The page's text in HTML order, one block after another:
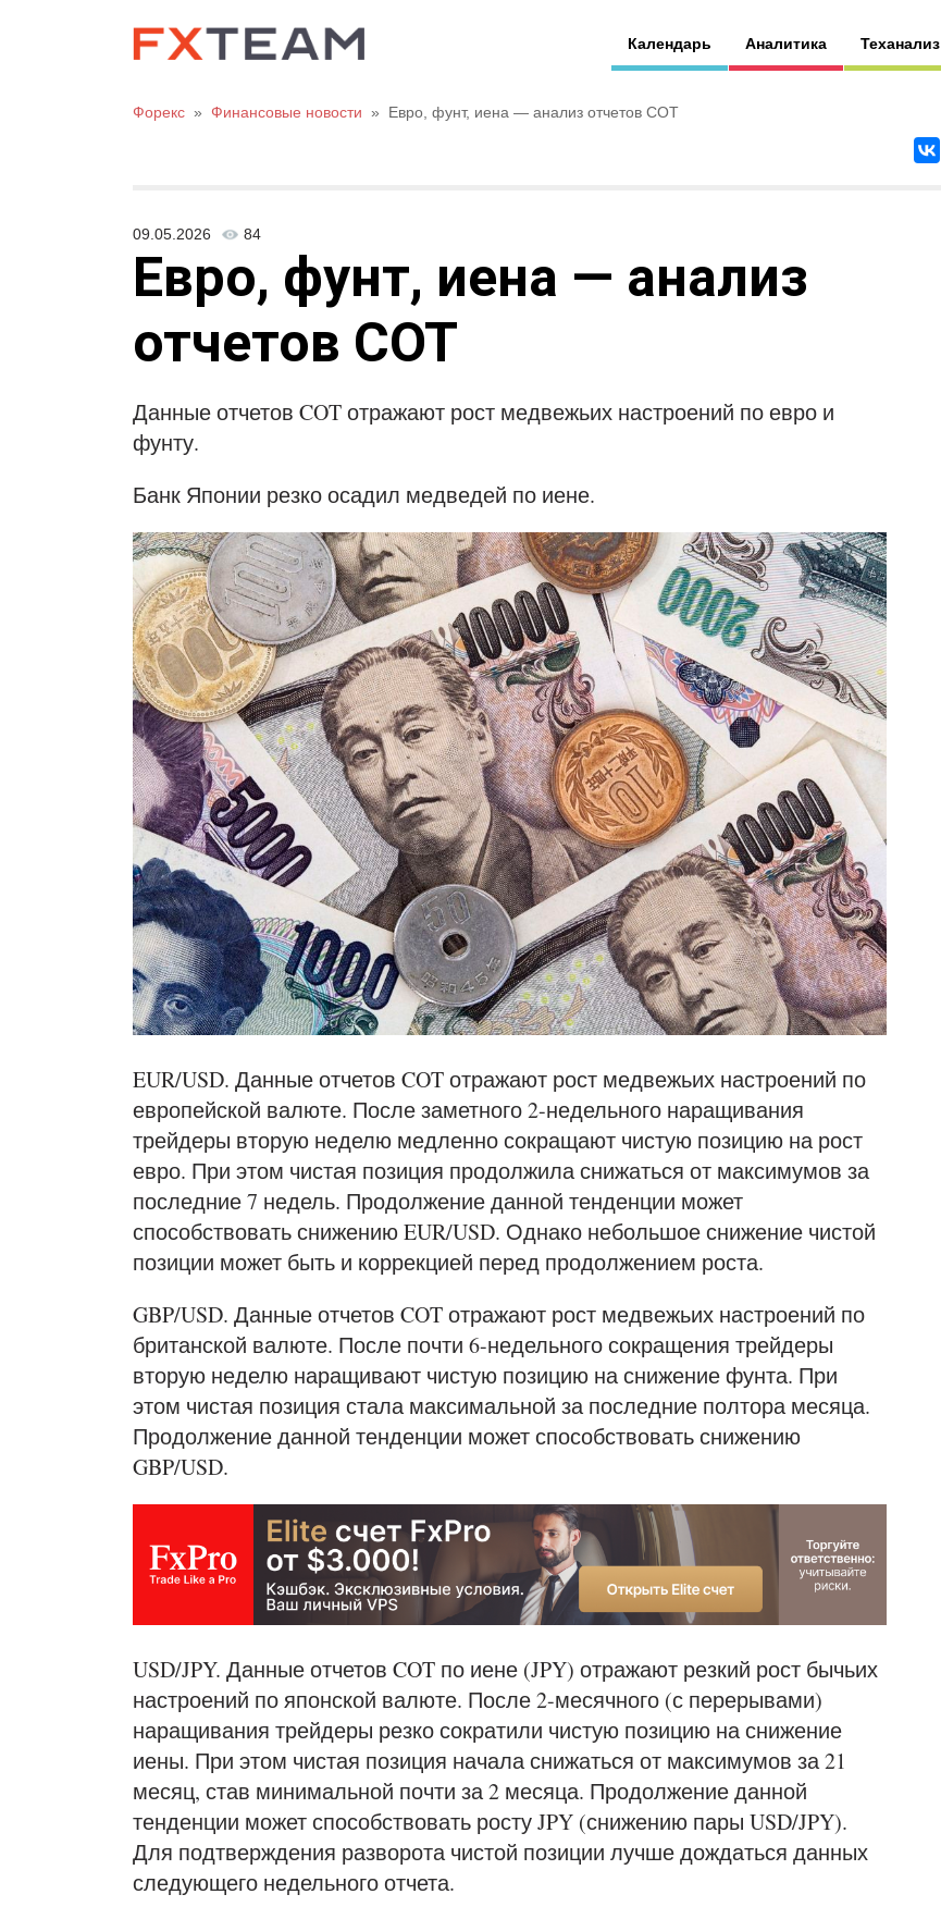
Календарь Аналитика Теханализ
Форекс » Финансовые новости » Евро, фунт, иена — анализ отчетов СОТ
09.05.2026 84
Евро, фунт, иена — анализ
отчетов СОТ
Данные отчетов COT отражают рост медвежьих настроений по евро и
фунту.
Банк Японии резко осадил медведей по иене.
EUR/USD. Данные отчетов COT отражают рост медвежьих настроений по
европейской валюте. После заметного 2-недельного наращивания
трейдеры вторую неделю медленно сокращают чистую позицию на рост
евро. При этом чистая позиция продолжила снижаться от максимумов за
последние 7 недель. Продолжение данной тенденции может
способствовать снижению EUR/USD. Однако небольшое снижение чистой
позиции может быть и коррекцией перед продолжением роста.
GBP/USD. Данные отчетов COT отражают рост медвежьих настроений по
британской валюте. После почти 6-недельного сокращения трейдеры
вторую неделю наращивают чистую позицию на снижение фунта. При
этом чистая позиция стала максимальной за последние полтора месяца.
Продолжение данной тенденции может способствовать снижению
GBP/USD.
USD/JPY. Данные отчетов COT по иене (JPY) отражают резкий рост бычьих
настроений по японской валюте. После 2-месячного (с перерывами)
наращивания трейдеры резко сократили чистую позицию на снижение
иены. При этом чистая позиция начала снижаться от максимумов за 21
месяц, став минимальной почти за 2 месяца. Продолжение данной
тенденции может способствовать росту JPY (снижению пары USD/JPY).
Для подтверждения разворота чистой позиции лучше дождаться данных
следующего недельного отчета.